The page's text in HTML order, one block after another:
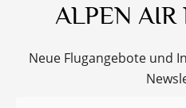
ALPEN
Neue Flugangebote und